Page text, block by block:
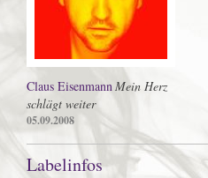
Claus EisenmannMein Herz
schlägt weiter
05.09.2008
Labelinfos